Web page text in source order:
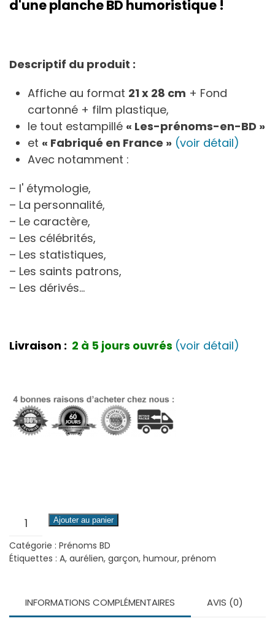
d'une planche BD humoristique !
Descriptif du produit :
Affiche au format 21 x 28 cm + Fond
cartonné + film plastique,
le tout estampillé « Les-prénoms-en-BD »
et « Fabriqué en France » (voir détail)
Avec notamment :
– l' étymologie,
– La personnalité,
– Le caractère,
– Les célébrités,
– Les statistiques,
– Les saints patrons,
– Les dérivés…
Livraison : 2 à 5 jours ouvrés (voir détail)
quantité
Aurélien
Ajouter au panier
Catégorie : Prénoms BD
Étiquettes : A, aurélien, garçon, humour, prénom
INFORMATIONS COMPLÉMENTAIRES AVIS (0)